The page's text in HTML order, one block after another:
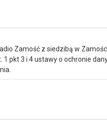
Zamość z siedzibą w
pkt 3 i 4 ustawy o ochronie